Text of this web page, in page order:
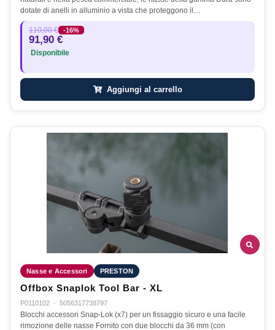
dotate di anelli in alluminio a vista che proteggono il…
110,00 € -16%
91,90 €
Disponibile
Aggiungi al carrello
Nasse e Accessori PRESTON
Offbox Snaplok Tool Bar - XL
P0110102 · 5056317738797
Blocchi accessori Snap-Lok (x7) per un fissaggio sicuro e una facile
rimozione delle nasse Fornito con due blocchi da 36 mm (con